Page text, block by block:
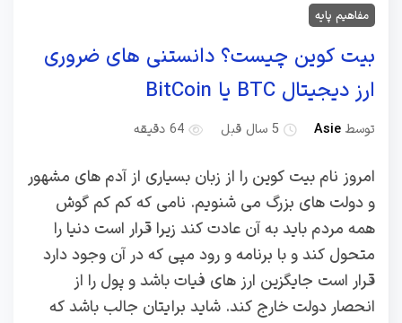
مفاهیم پایه
بیت کوین چیست؟ دانستنی های ضروری
ارز دیجیتال BTC یا BitCoin
توسط Asie 5 سال قبل 64 دقیقه
امروز نام بیت کوین را از زبان بسیاری از آدم های مشهور
و دولت های بزرگ می شنویم. نامی که کم کم گوش
همه مردم باید به آن عادت کند زیرا قرار است دنیا را
متحول کند و با برنامه و رود مپی که در آن وجود دارد
قرار است جایگزین ارز های فیات باشد و پول را از
انحصار دولت خارج کند. شاید برایتان جالب باشد که